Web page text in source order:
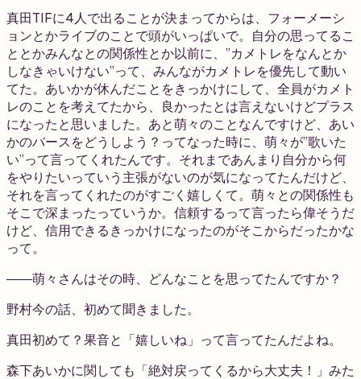
真田TIFに4人で出ることが決まってからは、フォーメーシ
ョンとかライブのことで頭がいっぱいで。自分の思ってるこ
ととかみんなとの関係性とか以前に、”カメトレをなんとか
しなきゃいけない”って、みんながカメトレを優先して動い
てた。あいかが休んだことをきっかけにして、全員がカメト
レのことを考えてたから、良かったとは言えないけどプラス
になったと思いました。あと萌々のことなんですけど、あい
かのバースをどうしよう？ってなった時に、萌々が”歌いた
い”って言ってくれたんです。それまであんまり自分から何
をやりたいっていう主張がないのが気になってたんだけど、
それを言ってくれたのがすごく嬉しくて。萌々との関係性も
そこで深まったっていうか。信頼するって言ったら偉そうだ
けど、信用できるきっかけになったのがそこからだったかな
って。
――萌々さんはその時、どんなことを思ってたんですか？
野村今の話、初めて聞きました。
真田初めて？果音と「嬉しいね」って言ってたんだよね。
森下あいかに関しても「絶対戻ってくるから大丈夫！」みた